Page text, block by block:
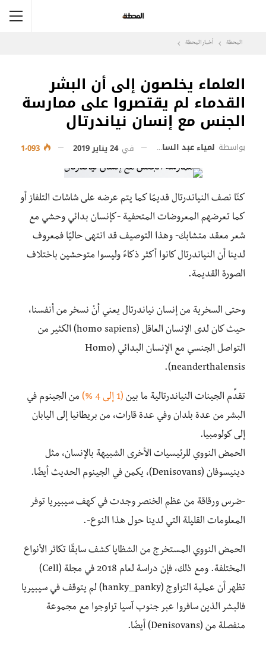
المحطة أخبار المحطة
العلماء يخلصون إلى أن البشر
القدماء لم يقتصروا على ممارسة
الجنس مع إنسان نياندرتال
بواسطة لمياء عبد السادة في 24 يناير 2019
كنّا نصف النياندرتال قديمًا كما يتم عرضه على شاشات التلفاز أو
كما تعرضهم المعروضات المتحفية -كإنسان بدائي وحشي مع
شعر معقد متشابك- وهذا التوصيف قد انتهى حاليًا فمعروف
لدينا أن النياندرتال كانوا أكثر ذكاءً وليسوا متوحشين باختلاف
الصورة القديمة.
وحتى السخرية من إنسان نياندرتال يعني أنْ نسخر من أنفسنا،
حيث كان لدى الإنسان العاقل (homo sapiens) الكثير من
التواصل الجنسي مع الإنسان البدائي (Homo
neanderthalensis).
تقدِّم الجينات النياندرتالية ما بين (1 إلى 4 %)
من الجينوم في
البشر من عدة بلدان وفي عدة قارات، من بريطانيا إلى اليابان
إلى كولومبيا.
الحمض النووي للرئيسيات الأخرى الشبيهة بالإنسان، مثل
دينيسوفان (Denisovans)، يكمن في الجينوم الحديث أيضًا.
-ضرس ورقاقة من عظم الخنصر وجدت في كهف سيبيريا توفر
المعلومات القليلة التي لدينا حول هذا النوع-.
الحمض النووي المستخرج من الشظايا كشف سابقََا تكاثر الأنواع
المختلفة. ومع ذلك، فإن دراسة لعام 2018 في مجلة (Cell)
تظهر أن عملية التزاوج (hanky_panky) لم يتوقف في سيبيريا
فالبشر الذين سافروا عبر جنوب آسيا تزاوجوا مع مجموعة
منفصلة من (Denisovans) أيضًا.